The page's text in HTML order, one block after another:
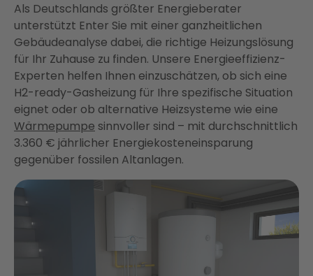
Als Deutschlands größter Energieberater
unterstützt Enter Sie mit einer ganzheitlichen
Gebäudeanalyse dabei, die richtige Heizungslösung
für Ihr Zuhause zu finden. Unsere Energieeffizienz-
Experten helfen Ihnen einzuschätzen, ob sich eine
H2-ready-Gasheizung für Ihre spezifische Situation
eignet oder ob alternative Heizsysteme wie eine
Wärmepumpe sinnvoller sind – mit durchschnittlich
3.360 € jährlicher Energiekosteneinsparung
gegenüber fossilen Altanlagen.